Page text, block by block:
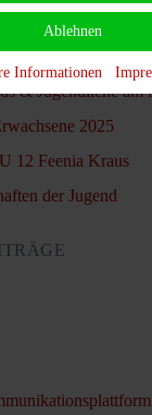
& Jugendliche am
2025
12 Feenia Kraus
der Jugend
Ablehnen
Informationen